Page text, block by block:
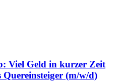
Viel Geld in kurzer Zeit
(m/w/d)